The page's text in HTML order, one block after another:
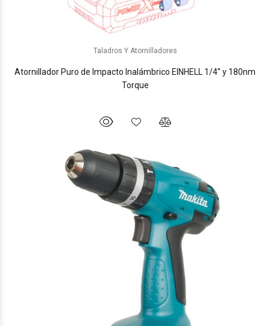
Taladros Y Atornilladores
Atornillador Puro de Impacto Inalámbrico EINHELL 1/4” y 180nm
Torque